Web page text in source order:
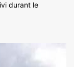
durant le